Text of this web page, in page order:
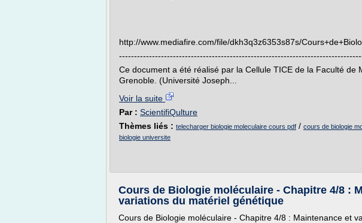
http://www.mediafire.com/file/dkh3q3z6353s87s/
Ce document a été réalisé par la Cellule TICE de la Faculté de
Grenoble. (Université Joseph...
Voir la suite
Par : ScientifiQulture
Thèmes liés : telecharger biologie moleculaire cours pdf / cours de biologie
biologie universite
Cours de Biologie moléculaire - Chapitre 4/8 :
variations du matériel génétique
Cours de Biologie moléculaire - Chapitre 4/8 : Maintenance et